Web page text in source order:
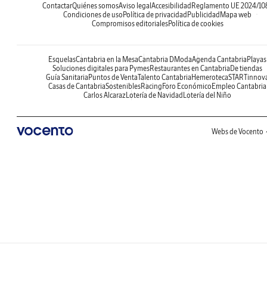
ContactarQuiénes somosAviso legalAccesibilidadReglamento UE 2024/
Condiciones de usoPolítica de privacidadPublicidadMapa web
Compromisos editorialesPolítica de cookies
EsquelasCantabria en la MesaCantabria DModaAgenda CantabriaPlayas
Soluciones digitales para PymesRestaurantes en CantabriaDe tiendas
Guía SanitariaPuntos de VentaTalento CantabriaHemeroteca
Casas de CantabriaSosteniblesRacingForo EconómicoEmpleo Cantabria
Carlos AlcarazLotería de NavidadLotería del Niño
Webs de Vocento